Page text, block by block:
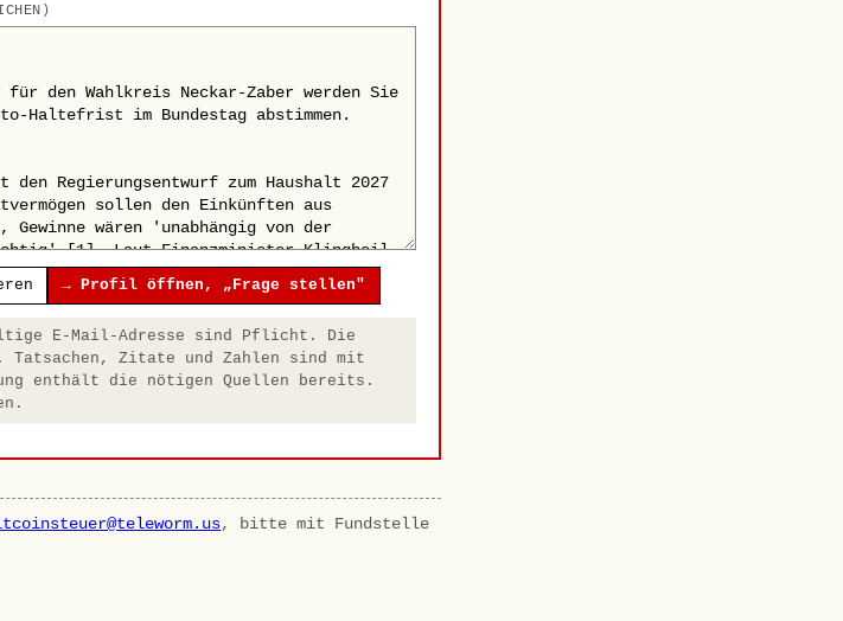
→ Profil öffnen, „Frage stellen"
E-Mail-Adresse sind Pflicht. Die
Tatsachen, Zitate und Zahlen sind mit
enthält die nötigen Quellen bereits.
, bitte mit Fundstelle